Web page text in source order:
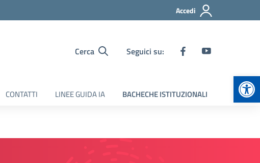
Accedi
Cerca Seguici su:
CONTATTI LINEE GUIDA IA BACHECHE ISTITUZIONALI